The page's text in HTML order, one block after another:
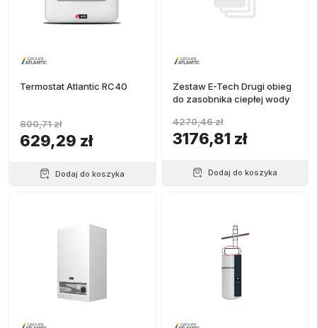
Termostat Atlantic RC40
629,29 zł
800,71 zł
Dodaj do koszyka
Zestaw E-Tech Drugi obieg
do zasobnika ciepłej wody
3176,81 zł
4270,46 zł
Dodaj do koszyka